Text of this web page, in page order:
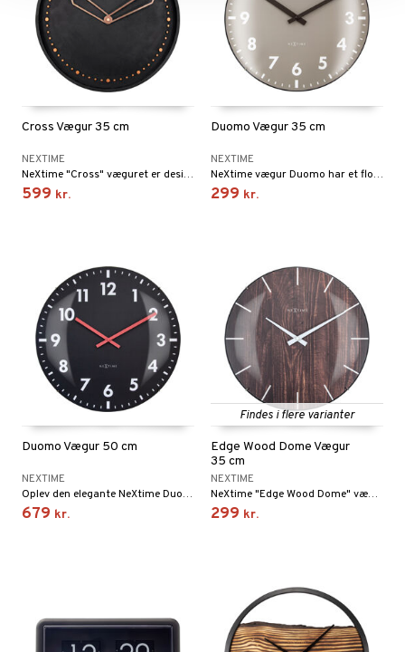
Cross Vægur 35 cm
NEXTIME
NeXtime "Cross" væguret er designet af Chantal Drenthe og Jette Scheib. Den stærke og fascinerende kontrast mellem kold, ru beton og det skinnende rosaguldelement gør dette ur til et rigtigt blikfang i et trendy og moderne hjem.
599 kr.
Duomo Vægur 35 cm
NEXTIME
NeXtime vægur Duomo har et flot kuppelformet glaslåg.
299 kr.
Duomo Vægur 50 cm
NEXTIME
Oplev den elegante NeXtime Duomo 50, en imponerende lydløs vægur, der fremhæver et trendy look med sin distinkte elegance. Med sit moderne design af nutidige tal og indekser vil dette ur helt sikkert blive en iøjnefaldende detalje i dit hjem eller på kontoret.
679 kr.
Findes i flere varianter
Edge Wood Dome Vægur
35 cm
NEXTIME
NeXtime "Edge Wood Dome" vægur (Ø35cm) har en urskive med trætryk og et stregindeks. Det kuppelformede glas tilføjer et strejf af elegance til det naturlige trælook.
299 kr.